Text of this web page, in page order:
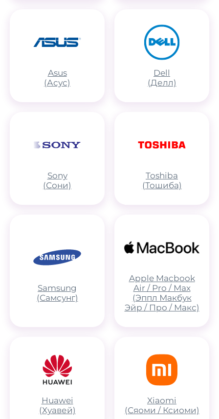
Asus
(Асус)
Dell
(Делл)
Sony
(Сони)
Toshiba
(Тошиба)
Samsung
(Самсунг)
Apple Macbook
Air / Pro / Max
(Эппл Макбук
Эйр / Про / Макс)
Huawei
(Хуавей)
Xiaomi
(Сяоми / Ксиоми)